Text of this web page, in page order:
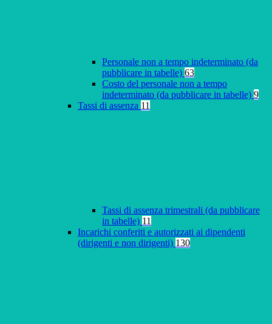
Personale non a tempo indeterminato (da
pubblicare in tabelle) 63
Costo del personale non a tempo
indeterminato (da pubblicare in tabelle) 9
Tassi di assenza 11
Tassi di assenza trimestrali (da pubblicare
in tabelle) 11
Incarichi conferiti e autorizzati ai dipendenti
(dirigenti e non dirigenti) 130